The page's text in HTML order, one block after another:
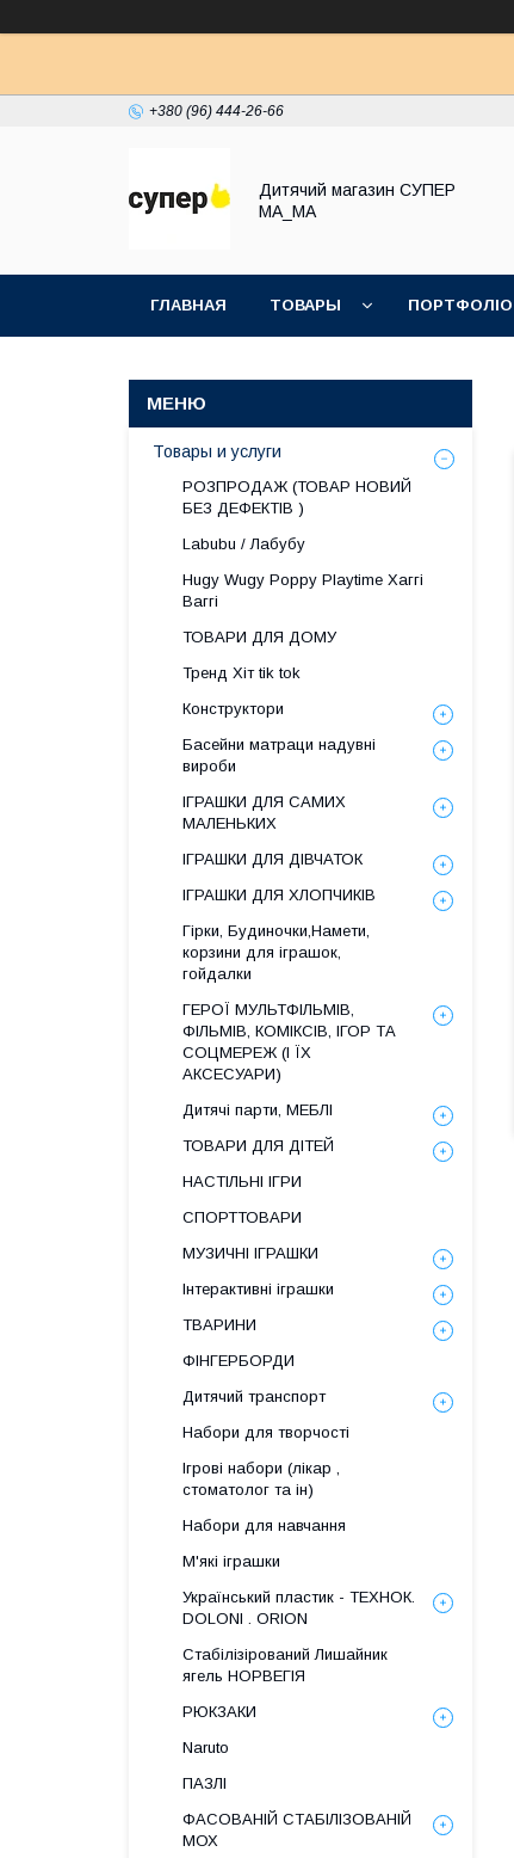
+380 (96) 444-26-66
Дитячий магазин СУПЕР
МА_МА
ГЛАВНАЯ ТОВАРЫ ПОРТФОЛІО
Товары и услуги
РОЗПРОДАЖ (ТОВАР НОВИЙ
БЕЗ ДЕФЕКТІВ )
Labubu / Лабубу
Hugy Wugy Poppy Playtime Хаггі
Ваггі
ТОВАРИ ДЛЯ ДОМУ
Тренд Хіт tik tok
Конструктори
Басейни матраци надувні
вироби
ІГРАШКИ ДЛЯ САМИХ
МАЛЕНЬКИХ
ІГРАШКИ ДЛЯ ДІВЧАТОК
ІГРАШКИ ДЛЯ ХЛОПЧИКІВ
Гірки, Будиночки,Намети,
корзини для іграшок,
гойдалки
ГЕРОЇ МУЛЬТФІЛЬМІВ,
ФІЛЬМІВ, КОМІКСІВ, ІГОР ТА
СОЦМЕРЕЖ (І ЇХ
АКСЕСУАРИ)
Дитячі парти, МЕБЛІ
ТОВАРИ ДЛЯ ДІТЕЙ
НАСТІЛЬНІ ІГРИ
СПОРТТОВАРИ
МУЗИЧНІ ІГРАШКИ
Інтерактивні іграшки
ТВАРИНИ
ФІНГЕРБОРДИ
Дитячий транспорт
Набори для творчості
Ігрові набори (лікар ,
стоматолог та ін)
Набори для навчання
М'які іграшки
Український пластик - ТЕХНОК.
DOLONI . ORION
Стабілізірований Лишайник
ягель НОРВЕГІЯ
РЮКЗАКИ
Naruto
ПАЗЛІ
ФАСОВАНІЙ СТАБІЛІЗОВАНІЙ
МОХ